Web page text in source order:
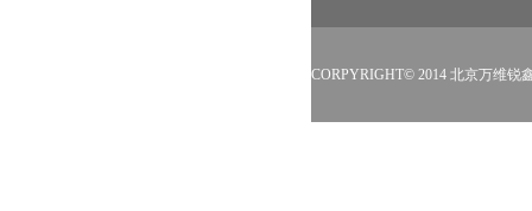
CORPYRIGHT© 2014 北京万维锐